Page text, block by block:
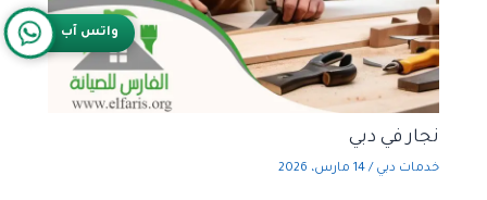
نجار في دبي
خدمات دبي /14 مارس، 2026
واتس آب